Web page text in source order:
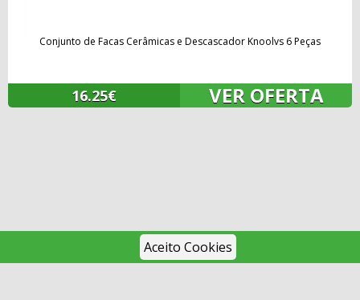
Conjunto de Facas Cerâmicas e Descascador Knoolvs 6 Peças
16.25€ VER OFERTA
Aceito Cookies